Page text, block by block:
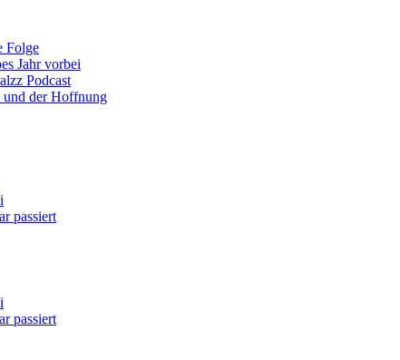
Folge
Jahr vorbei
Podcast
und der Hoffnung
passiert
passiert